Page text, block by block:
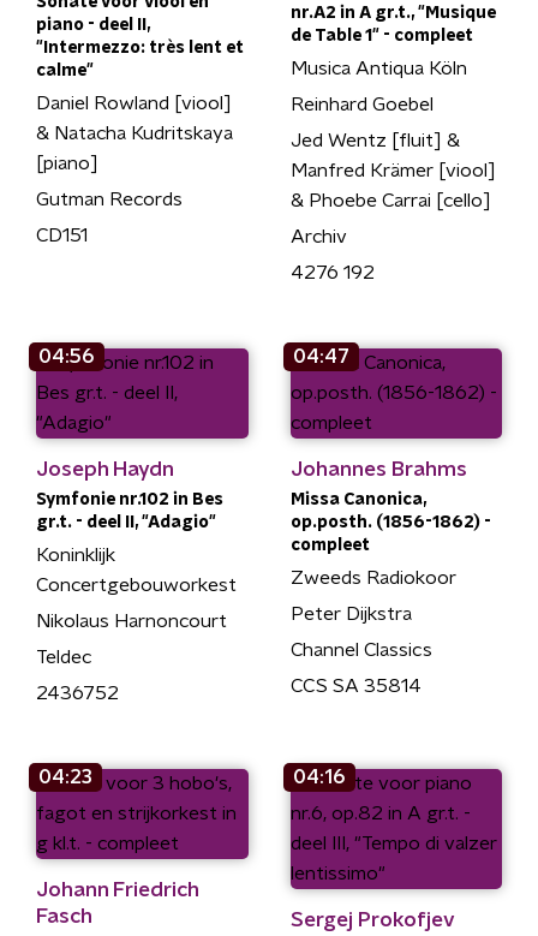
piano - deel II,
"Intermezzo: très lent et
calme"
Daniel Rowland [viool]
& Natacha Kudritskaya
[piano]
Gutman Records
CD151
nr.A2 in A gr.t., "Musique
de Table 1" - compleet
Musica Antiqua Köln
Reinhard Goebel
Jed Wentz [fluit] &
Manfred Krämer [viool]
& Phoebe Carrai [cello]
Archiv
4276 192
04:56
Joseph Haydn
Symfonie nr.102 in Bes
gr.t. - deel II, "Adagio"
Koninklijk
Concertgebouworkest
Nikolaus Harnoncourt
Teldec
2436752
04:47
Johannes Brahms
Missa Canonica,
op.posth. (1856-1862) -
compleet
Zweeds Radiokoor
Peter Dijkstra
Channel Classics
CCS SA 35814
04:23
Johann Friedrich
Fasch
04:16
Sergej Prokofjev